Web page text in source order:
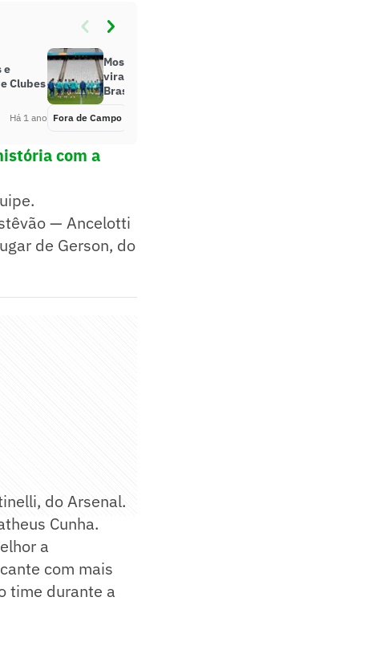
e
Clubes
Há 1 ano
Mosaico verde na Neo Química
viraliza antes de jogo da Seleção
Brasileira
Fora de Campo
com a
— Ancelotti
de Gerson, do
do Arsenal.
Cunha.
a
com mais
time durante a